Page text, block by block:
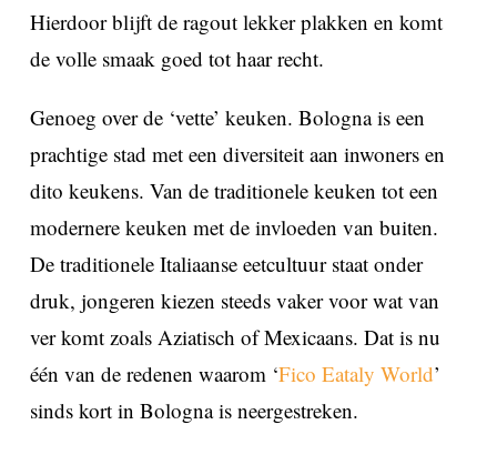
Hierdoor blijft de ragout lekker plakken en komt
de volle smaak goed tot haar recht.
Genoeg over de ‘vette’ keuken. Bologna is een
prachtige stad met een diversiteit aan inwoners en
dito keukens. Van de traditionele keuken tot een
modernere keuken met de invloeden van buiten.
De traditionele Italiaanse eetcultuur staat onder
druk, jongeren kiezen steeds vaker voor wat van
ver komt zoals Aziatisch of Mexicaans. Dat is nu
één van de redenen waarom ‘Fico Eataly World’
sinds kort in Bologna is neergestreken.